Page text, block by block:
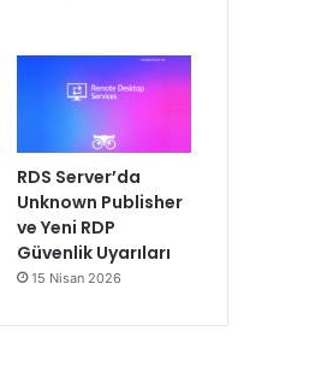
RDS Server’da
Unknown Publisher
ve Yeni RDP
Güvenlik Uyarıları
15 Nisan 2026